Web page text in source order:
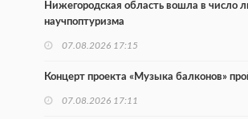
Нижегородская область вошла в число
научпоптуризма
07.08.2026 17:15
Концерт проекта «Музыка балконов»
07.08.2026 17:11